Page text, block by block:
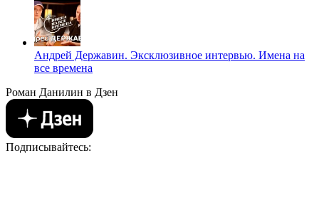
Андрей Державин. Эксклюзивное интервью. Имена на
все времена
Роман Данилин в Дзен
Подписывайтесь: